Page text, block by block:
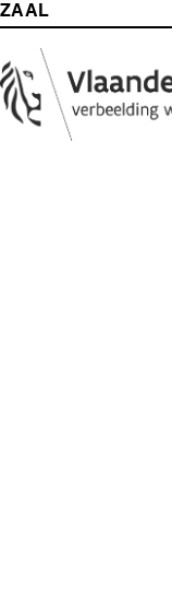
ZAAL
Media
Afbeelding